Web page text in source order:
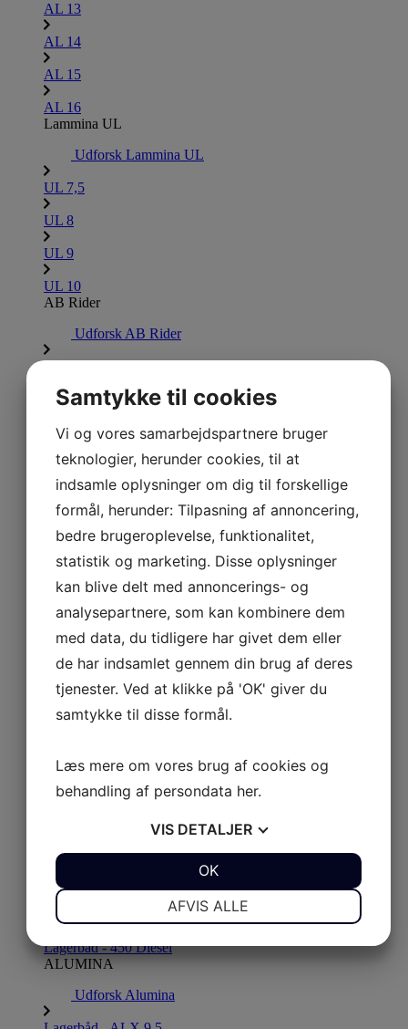
AL 13
AL 14
AL 15
AL 16
Lammina UL
Udforsk Lammina UL
UL 7,5
UL 8
UL 9
UL 10
AB Rider
Udforsk AB Rider
Åbn AB JET
Serie XP
Serie S 450 Diesel
Udforsk Serie XP
XP 350
XP 390
XP 465
Udforsk Serie S
S 290
S 330
Udforsk 450 Diesel
Luk LAGERBÅDE Åbn LAGERBÅDE
Ventus
AB JET
Udforsk AB JET
Lagerbåd - 450 Diesel
ALUMINA
Udforsk Alumina
Samtykke til cookies
Vi og vores samarbejdspartnere bruger
teknologier, herunder cookies, til at
indsamle oplysninger om dig til forskellige
formål, herunder: Tilpasning af annoncering,
bedre brugeroplevelse, funktionalitet,
statistik og marketing. Disse oplysninger
kan blive delt med annoncerings- og
analysepartnere, som kan kombinere dem
med data, du tidligere har givet dem eller
de har indsamlet gennem din brug af deres
tjenester. Ved at klikke på 'OK' giver du
samtykke til disse formål.
Læs mere om vores brug af cookies og
behandling af persondata her.
VIS DETALJER
MARKETING
AFVIS ALLE
OK